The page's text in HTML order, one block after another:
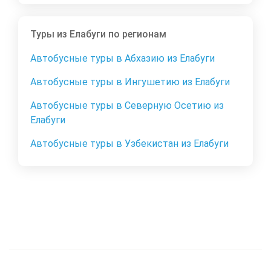
Туры из Елабуги по регионам
Автобусные туры в Абхазию из Елабуги
Автобусные туры в Ингушетию из Елабуги
Автобусные туры в Северную Осетию из
Елабуги
Автобусные туры в Узбекистан из Елабуги